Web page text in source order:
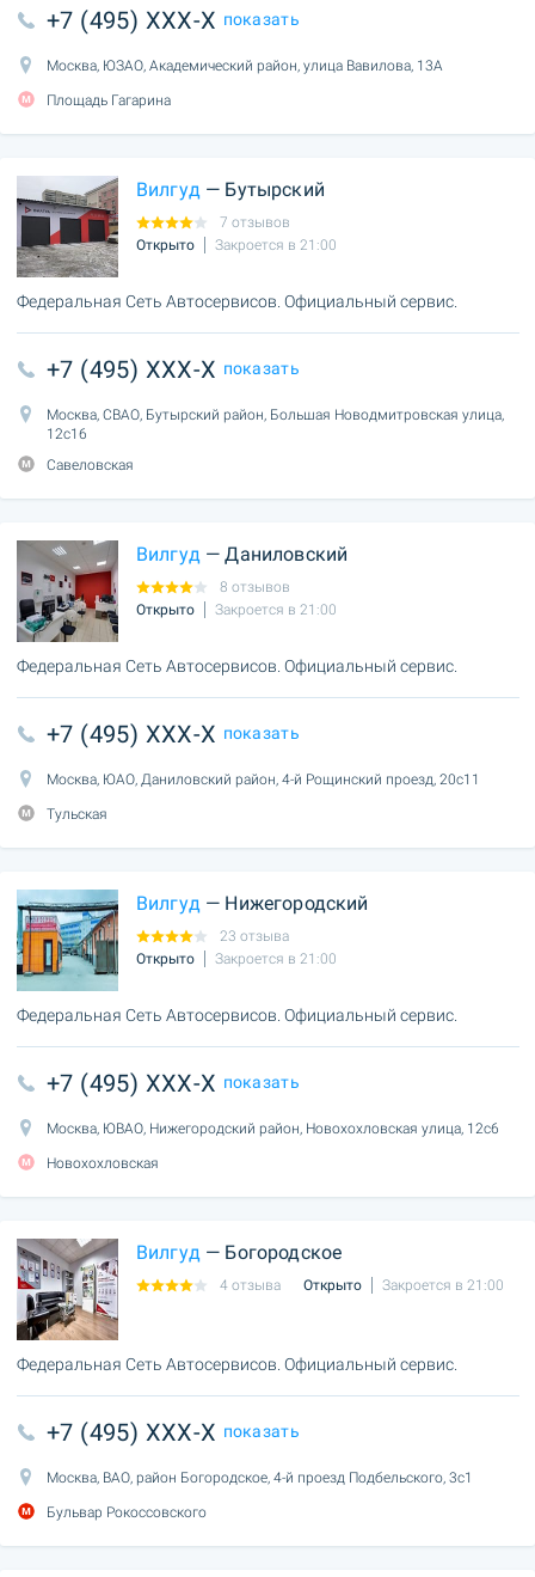
+7 (495) XXX-X показать
Москва, ЮЗАО, Академический район, улица Вавилова, 13А
Площадь Гагарина
Вилгуд — Бутырский
7 отзывов
Открыто
Закроется в 21:00
Федеральная Сеть Автосервисов. Официальный сервис.
+7 (495) XXX-X показать
Москва, СВАО, Бутырский район, Большая Новодмитровская улица,
12с16
Савеловская
Вилгуд — Даниловский
8 отзывов
Открыто
Закроется в 21:00
Федеральная Сеть Автосервисов. Официальный сервис.
+7 (495) XXX-X показать
Москва, ЮАО, Даниловский район, 4-й Рощинский проезд, 20с11
Тульская
Вилгуд — Нижегородский
23 отзыва
Открыто
Закроется в 21:00
Федеральная Сеть Автосервисов. Официальный сервис.
+7 (495) XXX-X показать
Москва, ЮВАО, Нижегородский район, Новохохловская улица, 12с6
Новохохловская
Вилгуд — Богородское
4 отзыва Открыто Закроется в 21:00
Федеральная Сеть Автосервисов. Официальный сервис.
+7 (495) XXX-X показать
Москва, ВАО, район Богородское, 4-й проезд Подбельского, 3с1
Бульвар Рокоссовского